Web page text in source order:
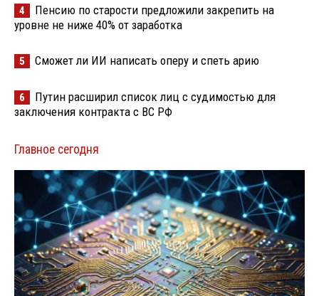
4
Пенсию по старости предложили закрепить на
уровне не ниже 40% от заработка
5 Сможет ли ИИ написать оперу и спеть арию
6
Путин расширил список лиц с судимостью для
заключения контракта с ВС РФ
Главное сегодня